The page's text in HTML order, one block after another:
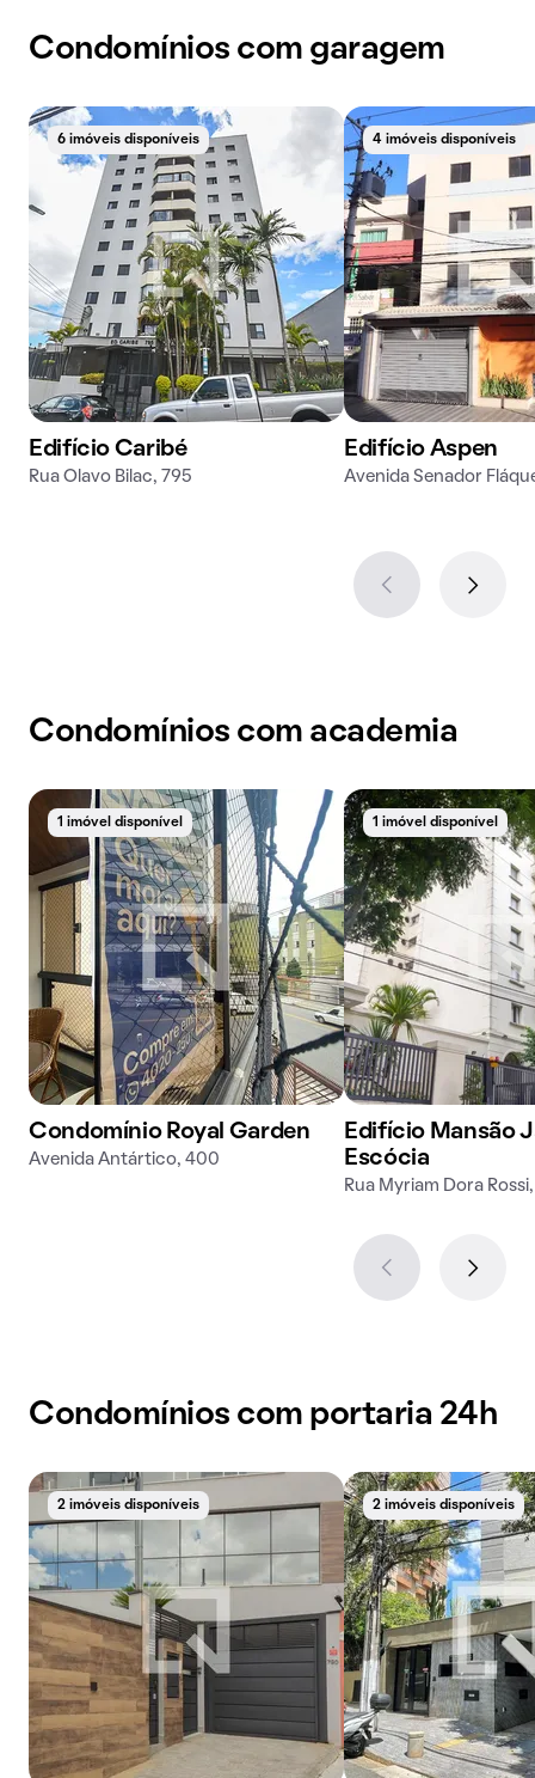
Condomínios com garagem
6 imóveis disponíveis
Edifício Caribé
Rua Olavo Bilac, 795
4 imóveis disponíveis
Edifício Aspen
Avenida Senador
Condomínios com academia
1 imóvel disponível
Condomínio Royal Garden
Avenida Antártico, 400
1 imóvel disponível
Edifício Mansão
Escócia
Rua Myriam Dora
Condomínios com portaria 24h
2 imóveis disponíveis 2 imóveis disponíveis